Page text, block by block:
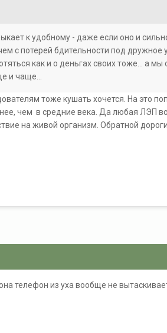
к удобному - даже если оно и
с потерей бдительности под
как и о деньгах своих тоже... а
и чаще...
тоже кушать хочется. На это
чем в средние века. Да любая ЛЭП
на живой организм. Обратной дороги
телефон из уха вообще не